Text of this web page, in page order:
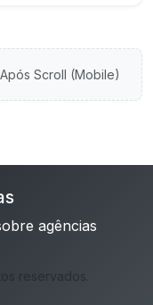
Scroll (Mobile)
agências
reservados.